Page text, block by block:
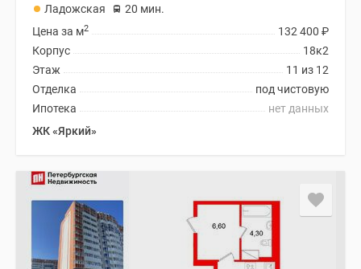
Ладожская
20 мин.
132 400 ₽
Цена за м2
18к2
Корпус
11 из 12
Этаж
под чистовую
Отделка
нет данных
Ипотека
ЖК «Яркий»